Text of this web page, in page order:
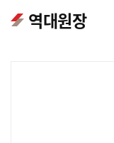
역대원장